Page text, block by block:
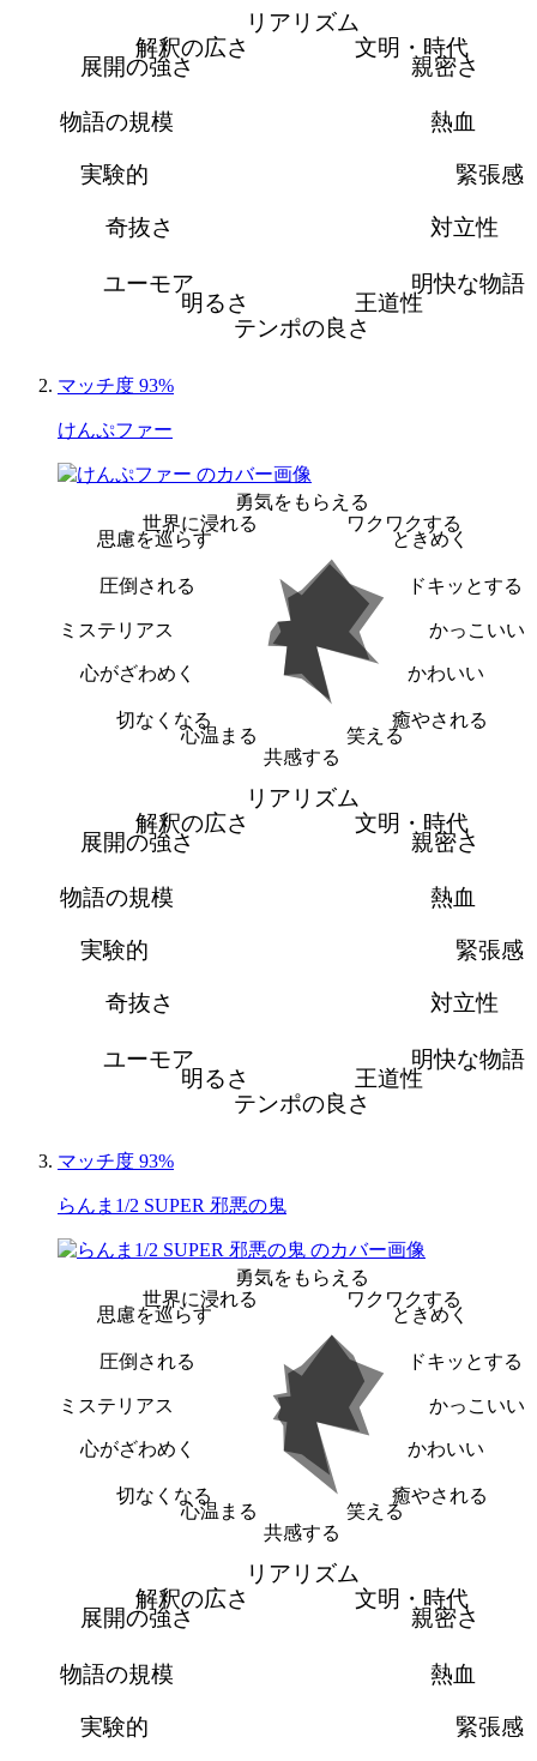
リアリズム
文明・時代
親密さ
熱血
緊張感
対立性
明快な物語
王道性
テンポの良さ
明るさ
ユーモア
奇抜さ
実験的
物語の規模
展開の強さ
解釈の広さ
マッチ度 93%
けんぷファー
勇気をもらえる
ワクワクする
ときめく
ドキッとする
かっこいい
かわいい
癒やされる
笑える
共感する
心温まる
切なくなる
心がざわめく
ミステリアス
圧倒される
思慮を巡らす
世界に浸れる
リアリズム
文明・時代
親密さ
熱血
緊張感
対立性
明快な物語
王道性
テンポの良さ
明るさ
ユーモア
奇抜さ
実験的
物語の規模
展開の強さ
解釈の広さ
マッチ度 93%
らんま1/2 SUPER 邪悪の鬼
勇気をもらえる
ワクワクする
ときめく
ドキッとする
かっこいい
かわいい
癒やされる
笑える
共感する
心温まる
切なくなる
心がざわめく
ミステリアス
圧倒される
思慮を巡らす
世界に浸れる
リアリズム
文明・時代
親密さ
熱血
緊張感
実験的
物語の規模
展開の強さ
解釈の広さ